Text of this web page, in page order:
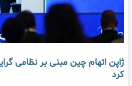
ژاپن اتهام چین مبنی بر نظامی
کرد